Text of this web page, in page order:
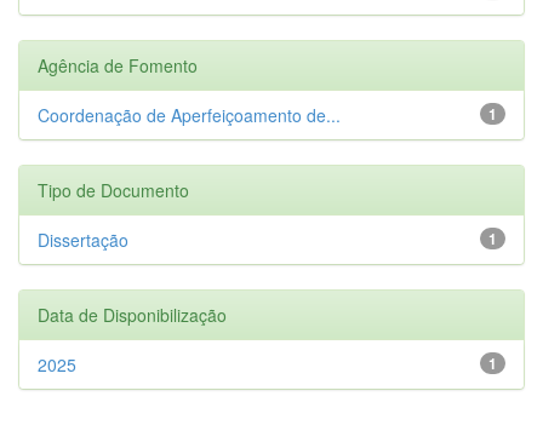
Agência de Fomento
1
Coordenação de Aperfeiçoamento de...
Tipo de Documento
1
Dissertação
Data de Disponibilização
1
2025